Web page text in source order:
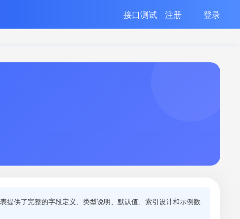
接口测试 注册 登录
提供了完整的字段定义、类型说明、默认值、索引设计和示例数